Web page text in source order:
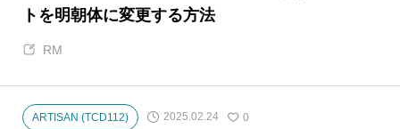
トを明朝体に変更する方法
RM
ARTISAN (TCD112) 2025.02.24 0